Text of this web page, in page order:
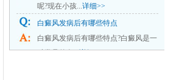
呢?现在小孩...详细>>
白癜风发病后有哪些特点
白癜风发病后有哪些特点?白癜风是一
种常见的色...详细>>